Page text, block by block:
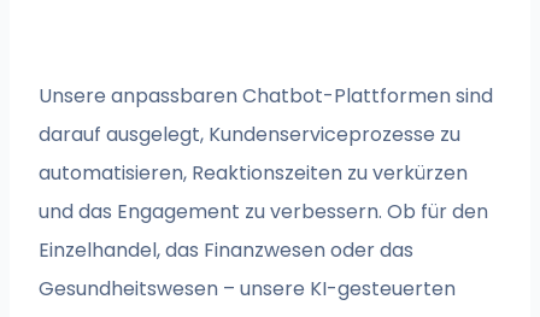
Unsere anpassbaren Chatbot-Plattformen sind
darauf ausgelegt, Kundenserviceprozesse zu
automatisieren, Reaktionszeiten zu verkürzen
und das Engagement zu verbessern. Ob für den
Einzelhandel, das Finanzwesen oder das
Gesundheitswesen – unsere KI-gesteuerten